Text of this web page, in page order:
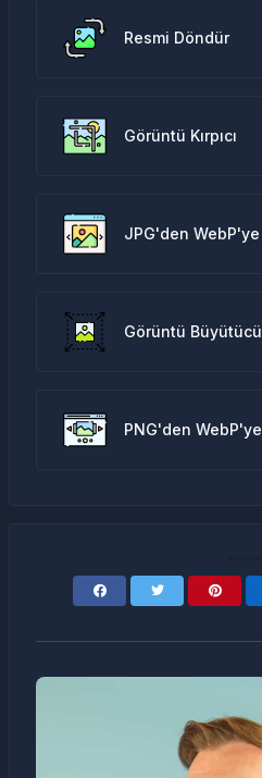
Resmi Döndür
Görüntü Kırpıcı
JPG'den WebP'ye
Görüntü Büyütücü
PNG'den WebP'ye